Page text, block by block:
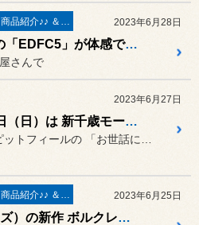
商品紹介♪♪ ＆ ”フィール”からのお知らせ。 2023年6月28日
いよいよ あの「EDFC5」が体感できる !! デモカー「スバル レヴォーグ VN5」も登場 !! TEIN（テイン）のイベントを開催❤ 2023年7月29日（大安）～7月30日（日）
さんで
2023年6月27日
2023年7月2日（日）は 新千歳モーターランドにて『C-CUP Summer2023』が開催されます。
商品紹介♪♪ ＆ ”フィール”からのお知らせ。 2023年6月25日
RAYS（レイズ）の新作 ボルクレーシング「TE37 SAGA S-plus」が 早速「顔見せ」に来てくれました。